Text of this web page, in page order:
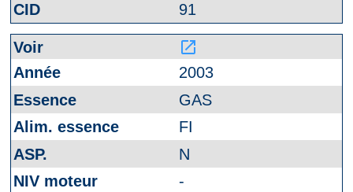
91
launch
2003
GAS
FI
N
-